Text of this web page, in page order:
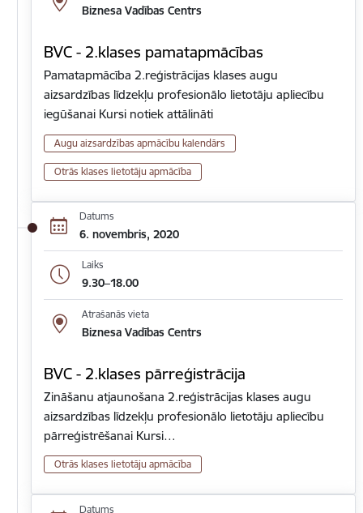
Biznesa Vadības Centrs
BVC - 2.klases pamatapmācības
Pamatapmācība 2.reģistrācijas klases augu
aizsardzības līdzekļu profesionālo lietotāju apliecību
iegūšanai Kursi notiek attālināti
Augu aizsardzības apmācību kalendārs
Otrās klases lietotāju apmācība
Datums
6. novembris, 2020
Laiks
9.30–18.00
Atrašanās vieta
Biznesa Vadības Centrs
BVC - 2.klases pārreģistrācija
Zināšanu atjaunošana 2.reģistrācijas klases augu
aizsardzības līdzekļu profesionālo lietotāju apliecību
pārreģistrēšanai Kursi…
Otrās klases lietotāju apmācība
Datums